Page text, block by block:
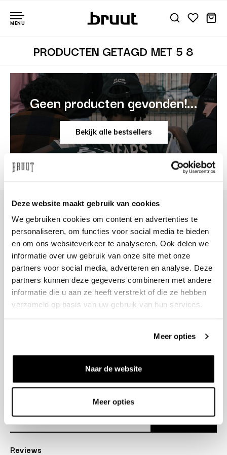
Deze website maakt gebruik van cookies
We gebruiken cookies om content en advertenties te
personaliseren, om functies voor social media te bieden
en om ons websiteverkeer te analyseren. Ook delen we
informatie over uw gebruik van onze site met onze
partners voor social media, adverteren en analyse. Deze
partners kunnen deze gegevens combineren met andere
informatie die u aan ze heeft verstrekt of die ze hebben
verzameld op basis van uw gebruik van hun services.
Meer opties
Naar de website
Meer opties
MENU
PRODUCTEN GETAGD MET 5 8
Geen producten gevonden!...
Bekijk alle bestsellers
+31 23 205 2006
info@bruut.nl
Contact Formulier
Open tot 18:00
OPENINGSTIJDEN
Over ons
Reviews